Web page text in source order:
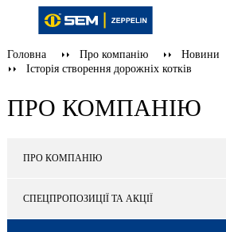
Головна Про компанію
Новини
Історія створення дорожніх котків
ПРО КОМПАНІЮ
ПРО КОМПАНІЮ
СПЕЦПРОПОЗИЦІЇ ТА АКЦІЇ